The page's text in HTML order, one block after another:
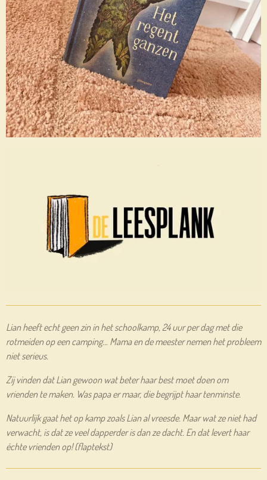
Lian heeft echt geen zin in het schoolkamp, 24 uur per dag met die
rotmeiden op een camping… Mama en de meester nemen het probleem
niet serieus.
Zij vinden dat Lian gewoon wat beter haar best moet doen om
vrienden te maken. Was papa er maar, die begrijpt haar tenminste.
Natuurlijk gaat het op kamp zoals Lian al vreesde. Maar wat ze niet had
verwacht, is dat ze veel dapperder is dan ze dacht. En dat levert haar
échte vrienden op! (flaptekst)